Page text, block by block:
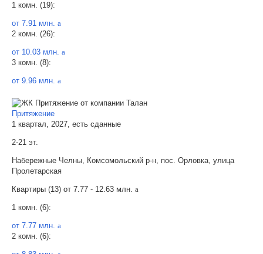
1 комн. (19):
от 7.91 млн. a
2 комн. (26):
от 10.03 млн. a
3 комн. (8):
от 9.96 млн. a
Притяжение
1 квартал, 2027, есть сданные
2-21 эт.
Набережные Челны, Комсомольский р-н, пос. Орловка, улица
Пролетарская
Квартиры (13) от 7.77 - 12.63 млн. a
1 комн. (6):
от 7.77 млн. a
2 комн. (6):